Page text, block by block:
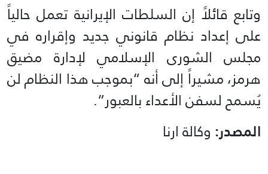
وتابع قائلاً إن السلطات الإيرانية تعمل حالياً
على إعداد نظام قانوني جديد وإقراره في
مجلس الشورى الإسلامي لإدارة مضيق
هرمز، مشيراً إلى أنه “بموجب هذا النظام لن
يُسمح لسفن الأعداء بالعبور”.
المصدر: وكالة ارنا